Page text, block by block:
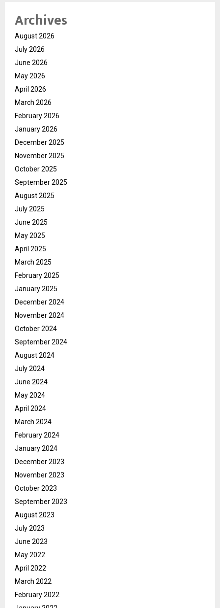
Archives
August 2026
July 2026
June 2026
May 2026
April 2026
March 2026
February 2026
January 2026
December 2025
November 2025
October 2025
September 2025
August 2025
July 2025
June 2025
May 2025
April 2025
March 2025
February 2025
January 2025
December 2024
November 2024
October 2024
September 2024
August 2024
July 2024
June 2024
May 2024
April 2024
March 2024
February 2024
January 2024
December 2023
November 2023
October 2023
September 2023
August 2023
July 2023
June 2023
May 2022
April 2022
March 2022
February 2022